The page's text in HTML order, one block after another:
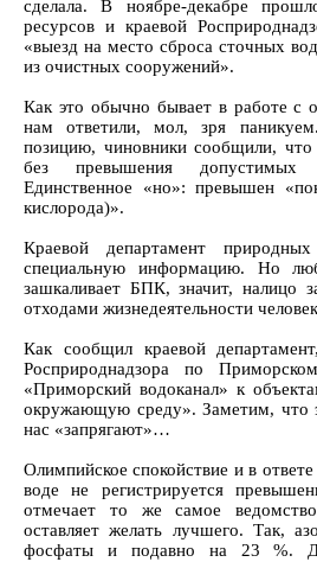
сделала. В ноябре-декабре
ресурсов и краевой
«выезд на место сброса сточных
из очистных сооружений».
Как это обычно бывает в работе с
нам ответили, мол, зря
позицию, чиновники сообщили,
без превышения допустимых
Единственное «но»: превышен
кислорода)».
Краевой департамент
специальную информацию. Но
зашкаливает БПК, значит, налицо
отходами жизнедеятельности
Как сообщил краевой
Росприроднадзора по
«Приморский водоканал» к
окружающую среду». Заметим, что
нас «запрягают»…
Олимпийское спокойствие и в
воде не регистрируется
отмечает то же самое
оставляет желать лучшего. Так,
фосфаты и подавно на 23 %.